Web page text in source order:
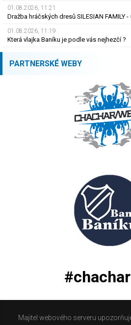
01.08.2026, 11.21
Dražba hráčských dresů SILESIAN FAMILY
01.08.2026, 11.19
Která vlajka Baníku je podle vás nejhezčí ?
PARTNERSKÉ WEBY
Majitel webového serveru